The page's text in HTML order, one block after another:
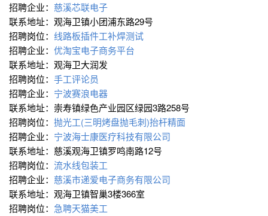
招聘企业： 慈溪芯联电子
联系地址：观海卫镇小团浦东路29号
招聘岗位： 线路板插件工补焊测试
招聘企业： 优淘宝电子商务平台
联系地址：观海卫大润发
招聘岗位： 手工评论员
招聘企业： 宁波赛浪电器
联系地址：崇寿镇绿色产业园区绿园3路258号
招聘岗位： 抛光工(三明烤盘抛毛刺)抬杆精面
招聘企业： 宁波海士康医疗科技有限公司
联系地址：慈溪观海卫镇罗鸣南路12号
招聘岗位： 流水线包装工
招聘企业： 慈溪市递爱电子商务有限公司
联系地址：观海卫镇智巢3楼366室
招聘岗位： 急聘天猫美工